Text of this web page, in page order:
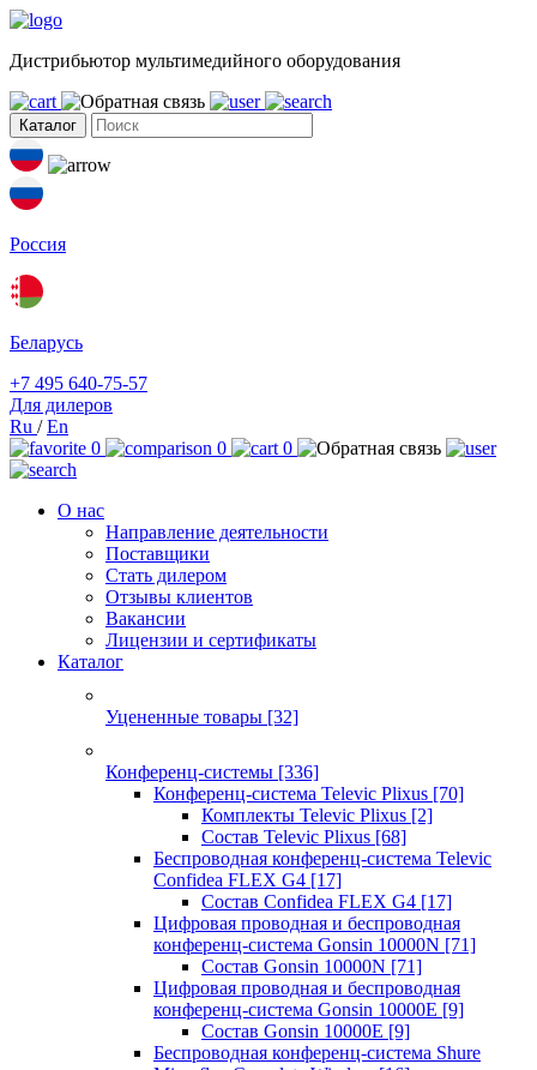
Дистрибьютор мультимедийного оборудования
Каталог
Россия
Беларусь
+7 495 640-75-57
Для дилеров
Ru /En
0
0 0
О нас
Направление деятельности
Поставщики
Стать дилером
Отзывы клиентов
Вакансии
Лицензии и сертификаты
Каталог
Уцененные товары [32]
Конференц-системы [336]
Конференц-система Televic Plixus [70]
Комплекты Televic Plixus [2]
Состав Televic Plixus [68]
Беспроводная конференц-система Televic
Confidea FLEX G4 [17]
Состав Confidea FLEX G4 [17]
Цифровая проводная и беспроводная
конференц-система Gonsin 10000N [71]
Состав Gonsin 10000N [71]
Цифровая проводная и беспроводная
конференц-система Gonsin 10000E [9]
Состав Gonsin 10000E [9]
Беспроводная конференц-система Shure